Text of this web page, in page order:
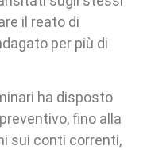
il reato di
per più di
ha disposto
fino alla
sui conti correnti,